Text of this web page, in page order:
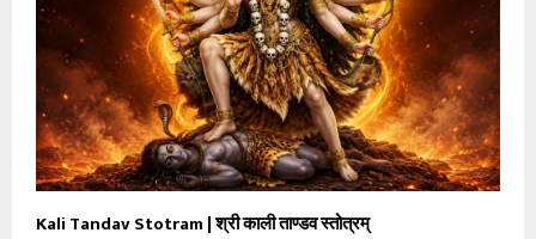
Kali Tandav Stotram | श्री काली ताण्डव स्तोत्रम्